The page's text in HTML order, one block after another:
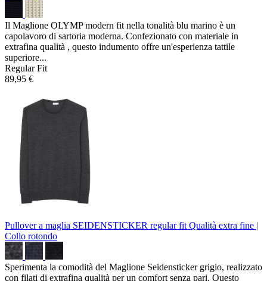
Il Maglione OLYMP modern fit nella tonalità blu marino è un
capolavoro di sartoria moderna. Confezionato con materiale in
extrafina qualità , questo indumento offre un'esperienza tattile
superiore...
Regular Fit
89,95 €
Pullover a maglia SEIDENSTICKER regular fit Qualità extra fine |
Collo rotondo
Sperimenta la comodità del Maglione Seidensticker grigio, realizzato
con filati di extrafina qualità per un comfort senza pari. Questo